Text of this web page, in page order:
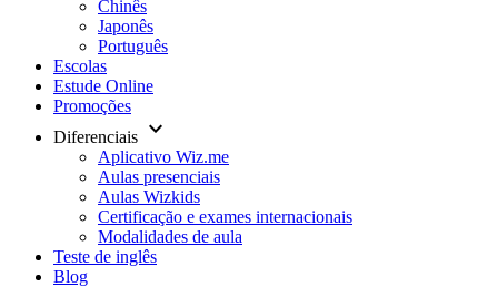
Chinês
Japonês
Português
Escolas
Estude Online
Promoções
Diferenciais keyboard_arrow_down
Aplicativo Wiz.me
Aulas presenciais
Aulas Wizkids
Certificação e exames internacionais
Modalidades de aula
Teste de inglês
Blog